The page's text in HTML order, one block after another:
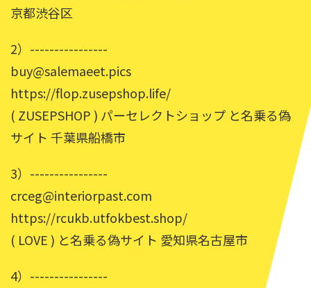
京都渋谷区
2）----------------
buy@salemaeet.pics
https://flop.zusepshop.life/
( ZUSEPSHOP ) パーセレクトショップ と名乗る偽
サイト 千葉県船橋市
3）----------------
crceg@interiorpast.com
https://rcukb.utfokbest.shop/
( LOVE ) と名乗る偽サイト 愛知県名古屋市
4）----------------